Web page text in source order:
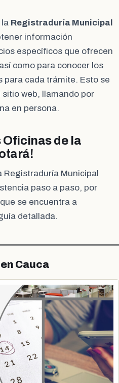
la Registraduría Municipal
información
específicos que ofrecen
como para conocer los
para cada trámite. Esto se
web, llamando por
en persona.
Oficinas de la
Registraduría Municipal
paso a paso, por
se encuentra a
detallada.
Cauca